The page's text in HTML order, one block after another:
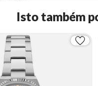
Isto também